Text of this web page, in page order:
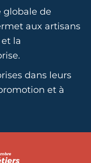
globale de
aux artisans
la
dans leurs
et à